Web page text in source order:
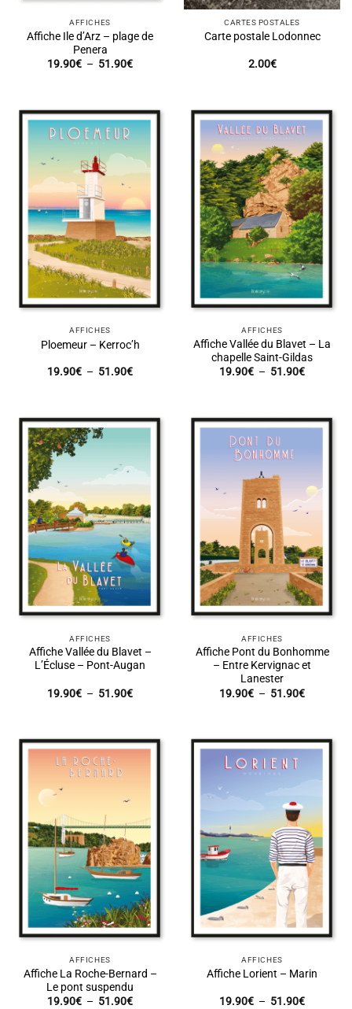
AFFICHES
Affiche Ile d’Arz – plage de
Penera
19.90€ – 51.90€Plage
51.90€
CARTES POSTALES
Carte postale Lodonnec
2.00€
AFFICHES
Ploemeur – Kerroc’h
19.90€ – 51.90€Plage
51.90€
AFFICHES
Affiche Vallée du Blavet – La
chapelle Saint-Gildas
19.90€ – 51.90€Plage
51.90€
AFFICHES
Affiche Vallée du Blavet –
L’Écluse – Pont-Augan
19.90€ – 51.90€Plage
51.90€
AFFICHES
Affiche Pont du Bonhomme
– Entre Kervignac et
Lanester
19.90€ – 51.90€Plage
51.90€
AFFICHES
Affiche La Roche-Bernard –
Le pont suspendu
19.90€ – 51.90€Plage
AFFICHES
Affiche Lorient – Marin
19.90€ – 51.90€Plage